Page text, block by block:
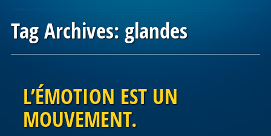
Tag Archives:glandes
Post navigation
L’ÉMOTION EST UN
MOUVEMENT.